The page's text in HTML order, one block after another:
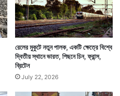
রেলের মুকুটে নতুন পালক, একটি ক্ষেত্রে বিশ্বে
দ্বিতীয় স্থানে ভারত, পিছনে চিন, ফ্রান্স,
ব্রিটেন
July 22, 2026